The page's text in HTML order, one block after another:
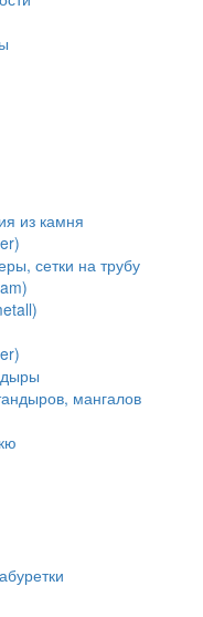
из камня
сетки на трубу
мангалов